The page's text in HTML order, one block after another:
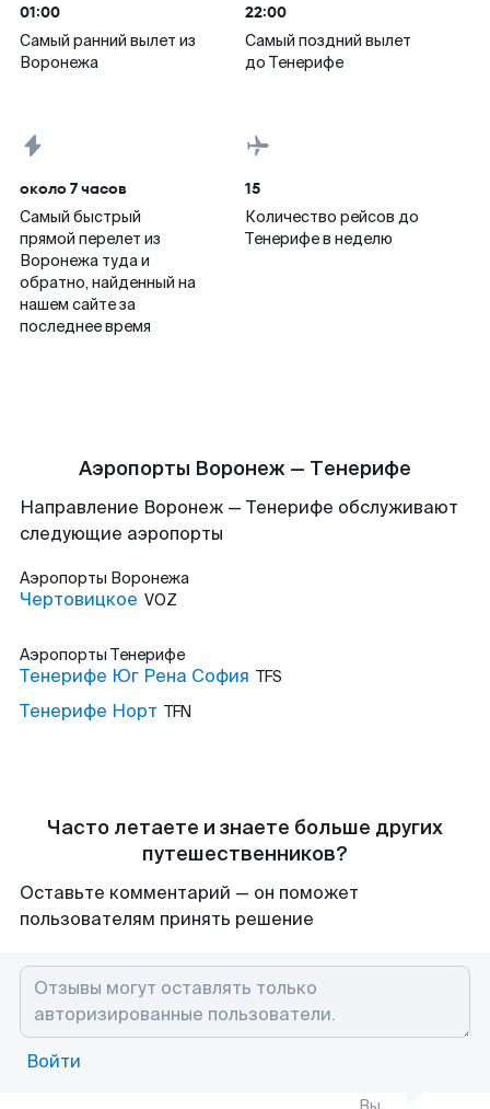
01:00
Самый ранний вылет из
Воронежа
22:00
Самый поздний вылет
до Тенерифе
около 7 часов
Самый быстрый
прямой перелет из
Воронежа туда и
обратно, найденный на
нашем сайте за
последнее время
15
Количество рейсов до
Тенерифе в неделю
Аэропорты Воронеж — Тенерифе
Направление Воронеж — Тенерифе обслуживают
следующие аэропорты
Аэропорты Воронежа
Чертовицкое VOZ
Аэропорты Тенерифе
Тенерифе Юг Рена София TFS
Тенерифе Норт TFN
Часто летаете и знаете больше других
путешественников?
Оставьте комментарий — он поможет
пользователям принять решение
Войти